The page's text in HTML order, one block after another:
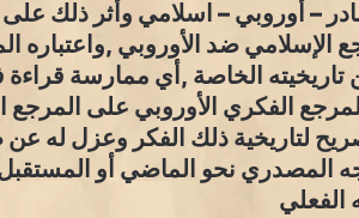
– أوروبي – اسلامي وأثر ذلك
الإسلامي ضد الأوروبي
تاريخيته الخاصة ,أي ممارسة
الفكري الأوروبي على
لتاريخية ذلك الفكر وعزل له
المصدري نحو الماضي أو المستقبل
الفعلي